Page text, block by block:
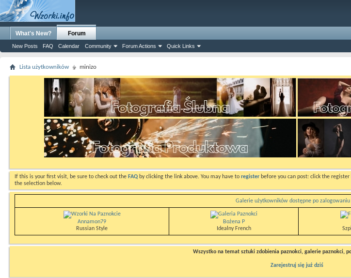
What's New? Forum
New Posts FAQ Calendar Community Forum Actions Quick Links
Lista użytkowników minizo
If this is your first visit, be sure to check out the FAQ by clicking the link above. You may have to register before you can post: click the
the selection below.
Galerie użytkowników dostępne po zalogowaniu
Annamon79
Russian Style
Bożena P
Idealny French
Wszystko na temat sztuki zdobienia paznokci, galerie paznokci,
Zarejestruj się już dziś